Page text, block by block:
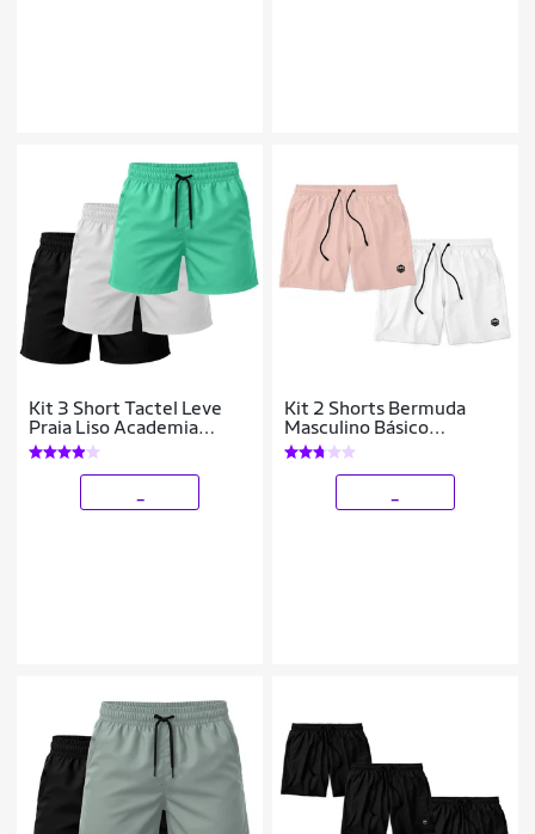
Kit 3 Short Tactel Leve
Praia Liso Academia
Bermuda Masculina
Kit 2 Shorts Bermuda
Masculino Básico
Mauricinho Tactel